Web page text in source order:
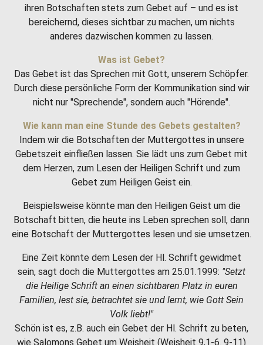
ihren Botschaften stets zum Gebet auf – und es ist
bereichernd, dieses sichtbar zu machen, um nichts
anderes dazwischen kommen zu lassen.
Was ist Gebet?
Das Gebet ist das Sprechen mit Gott, unserem Schöpfer.
Durch diese persönliche Form der Kommunikation sind wir
nicht nur "Sprechende", sondern auch "Hörende".
Wie kann man eine Stunde des Gebets gestalten?
Indem wir die Botschaften der Muttergottes in unsere
Gebetszeit einfließen lassen. Sie lädt uns zum Gebet mit
dem Herzen, zum Lesen der Heiligen Schrift und zum
Gebet zum Heiligen Geist ein.
Beispielsweise könnte man den Heiligen Geist um die
Botschaft bitten, die heute ins Leben sprechen soll, dann
eine Botschaft der Muttergottes lesen und sie umsetzen.
Eine Zeit könnte dem Lesen der Hl. Schrift gewidmet
sein, sagt doch die Muttergottes am 25.01.1999: "Setzt
die Heilige Schrift an einen sichtbaren Platz in euren
Familien, lest sie, betrachtet sie und lernt, wie Gott Sein
Volk liebt!"
Schön ist es, z.B. auch ein Gebet der Hl. Schrift zu beten,
wie Salomons Gebet um Weisheit (Weisheit 9,1-6. 9-11)